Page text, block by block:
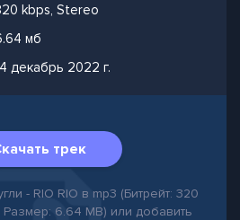
kbps, Stereo
мб
декабрь 2022 г.
трек
- RIO RIO в mp3 (Битрейт: 320
Размер: 6.64 MB) или добавить